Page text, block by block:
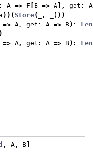
: A => F B => A ], get :
a ))(Store( ,
)))
=> A, get : A => B):
)
=> A, get : A => B):
, A, B